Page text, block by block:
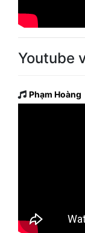
Youtube
Phạm Hoàng